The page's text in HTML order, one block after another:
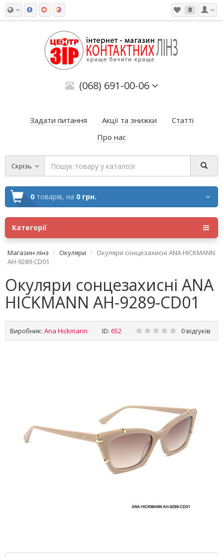
0
(068) 691-00-06
Задати питання Акції та знижки
Статті
Про нас
Скрізь
0 товарів, на 0 грн.
Категорії
Магазин лінз Окуляри
Окуляри сонцезахисні ANA HICKMANN
AH-9289-CD01
Окуляри сонцезахисні ANA
HICKMANN AH-9289-CD01
Виробник: Ana Hickmann ID: 652 0 відгуків